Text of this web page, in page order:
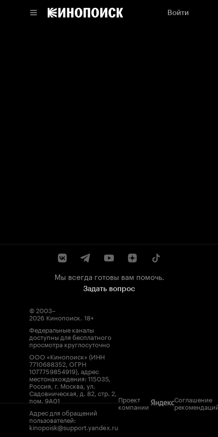
Войти
Мы всегда готовы вам помочь.
Задать вопрос
© 2003–
2026 Кинопоиск. 18+
Федеральные каналы
доступны для бесплатного
просмотра круглосуточно
ООО «Кинопоиск» (ИНН
7710688352, ОГРН
1077759854919), адрес
местонахождения: 115035,
Россия, г. Москва, ул.
Садовническая, д. 82, стр. 2,
пом. 9А01
Адрес для обращений
пользователей:
kinopoisk@support.yandex.ru
Проект
компании
Соглашение